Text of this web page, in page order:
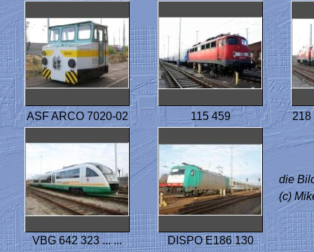
ASF ARCO 7020-02 115 459 218
VBG 642 323 ... ... DISPO E186 130
die
(c)